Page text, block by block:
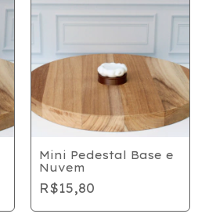
Mini Pedestal Base e
Nuvem
R$15,80